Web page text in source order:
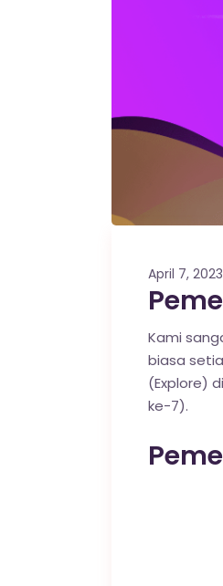
April 7, 2023
Kami
biasa
(Explore) di
ke-7).